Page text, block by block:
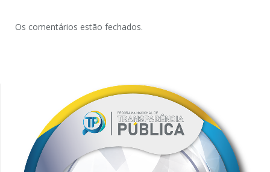
Os comentários estão fechados.